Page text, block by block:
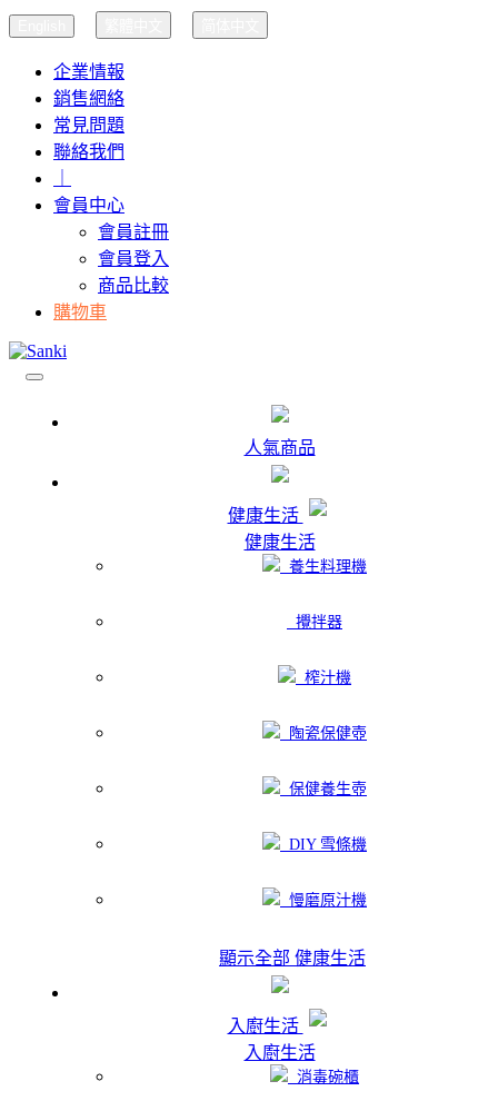
企業情報
銷售網絡
常見問題
聯絡我們
會員中心
會員註冊
會員登入
商品比較
購物車
人氣商品
健康生活
健康生活
養生料理機
攪拌器
榨汁機
陶瓷保健壺
保健養生壺
DIY 雪條機
慢磨原汁機
顯示全部 健康生活
入廚生活
入廚生活
消毒碗櫃